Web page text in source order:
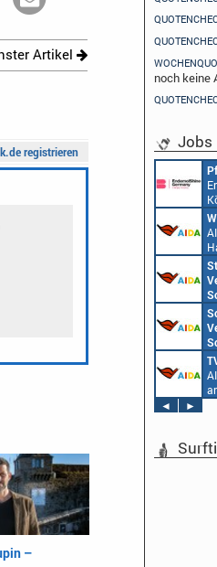
Artikel
–
noch keine
Jobs
◄
►